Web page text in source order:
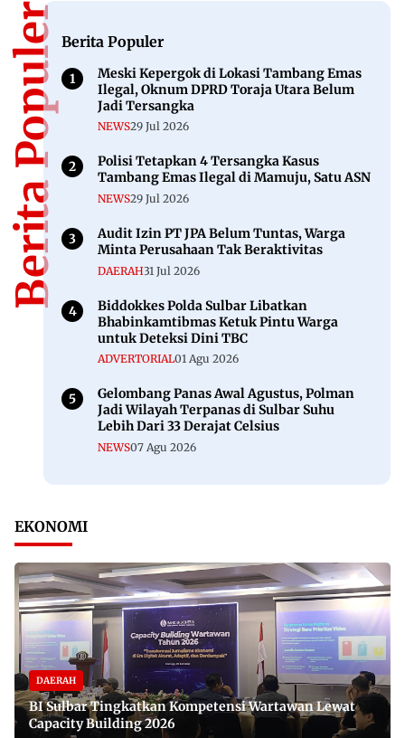
Berita PopulerBerita Populer
Meski Kepergok di Lokasi Tambang Emas
Ilegal, Oknum DPRD Toraja Utara Belum
Jadi Tersangka
NEWS29 Jul 2026
Polisi Tetapkan 4 Tersangka Kasus
Tambang Emas Ilegal di Mamuju, Satu ASN
NEWS29 Jul 2026
Audit Izin PT JPA Belum Tuntas, Warga
Minta Perusahaan Tak Beraktivitas
DAERAH31 Jul 2026
Biddokkes Polda Sulbar Libatkan
Bhabinkamtibmas Ketuk Pintu Warga
untuk Deteksi Dini TBC
ADVERTORIAL01 Agu 2026
Gelombang Panas Awal Agustus, Polman
Jadi Wilayah Terpanas di Sulbar Suhu
Lebih Dari 33 Derajat Celsius
NEWS07 Agu 2026
EKONOMI
DAERAH
BI Sulbar Tingkatkan Kompetensi Wartawan Lewat
Capacity Building 2026